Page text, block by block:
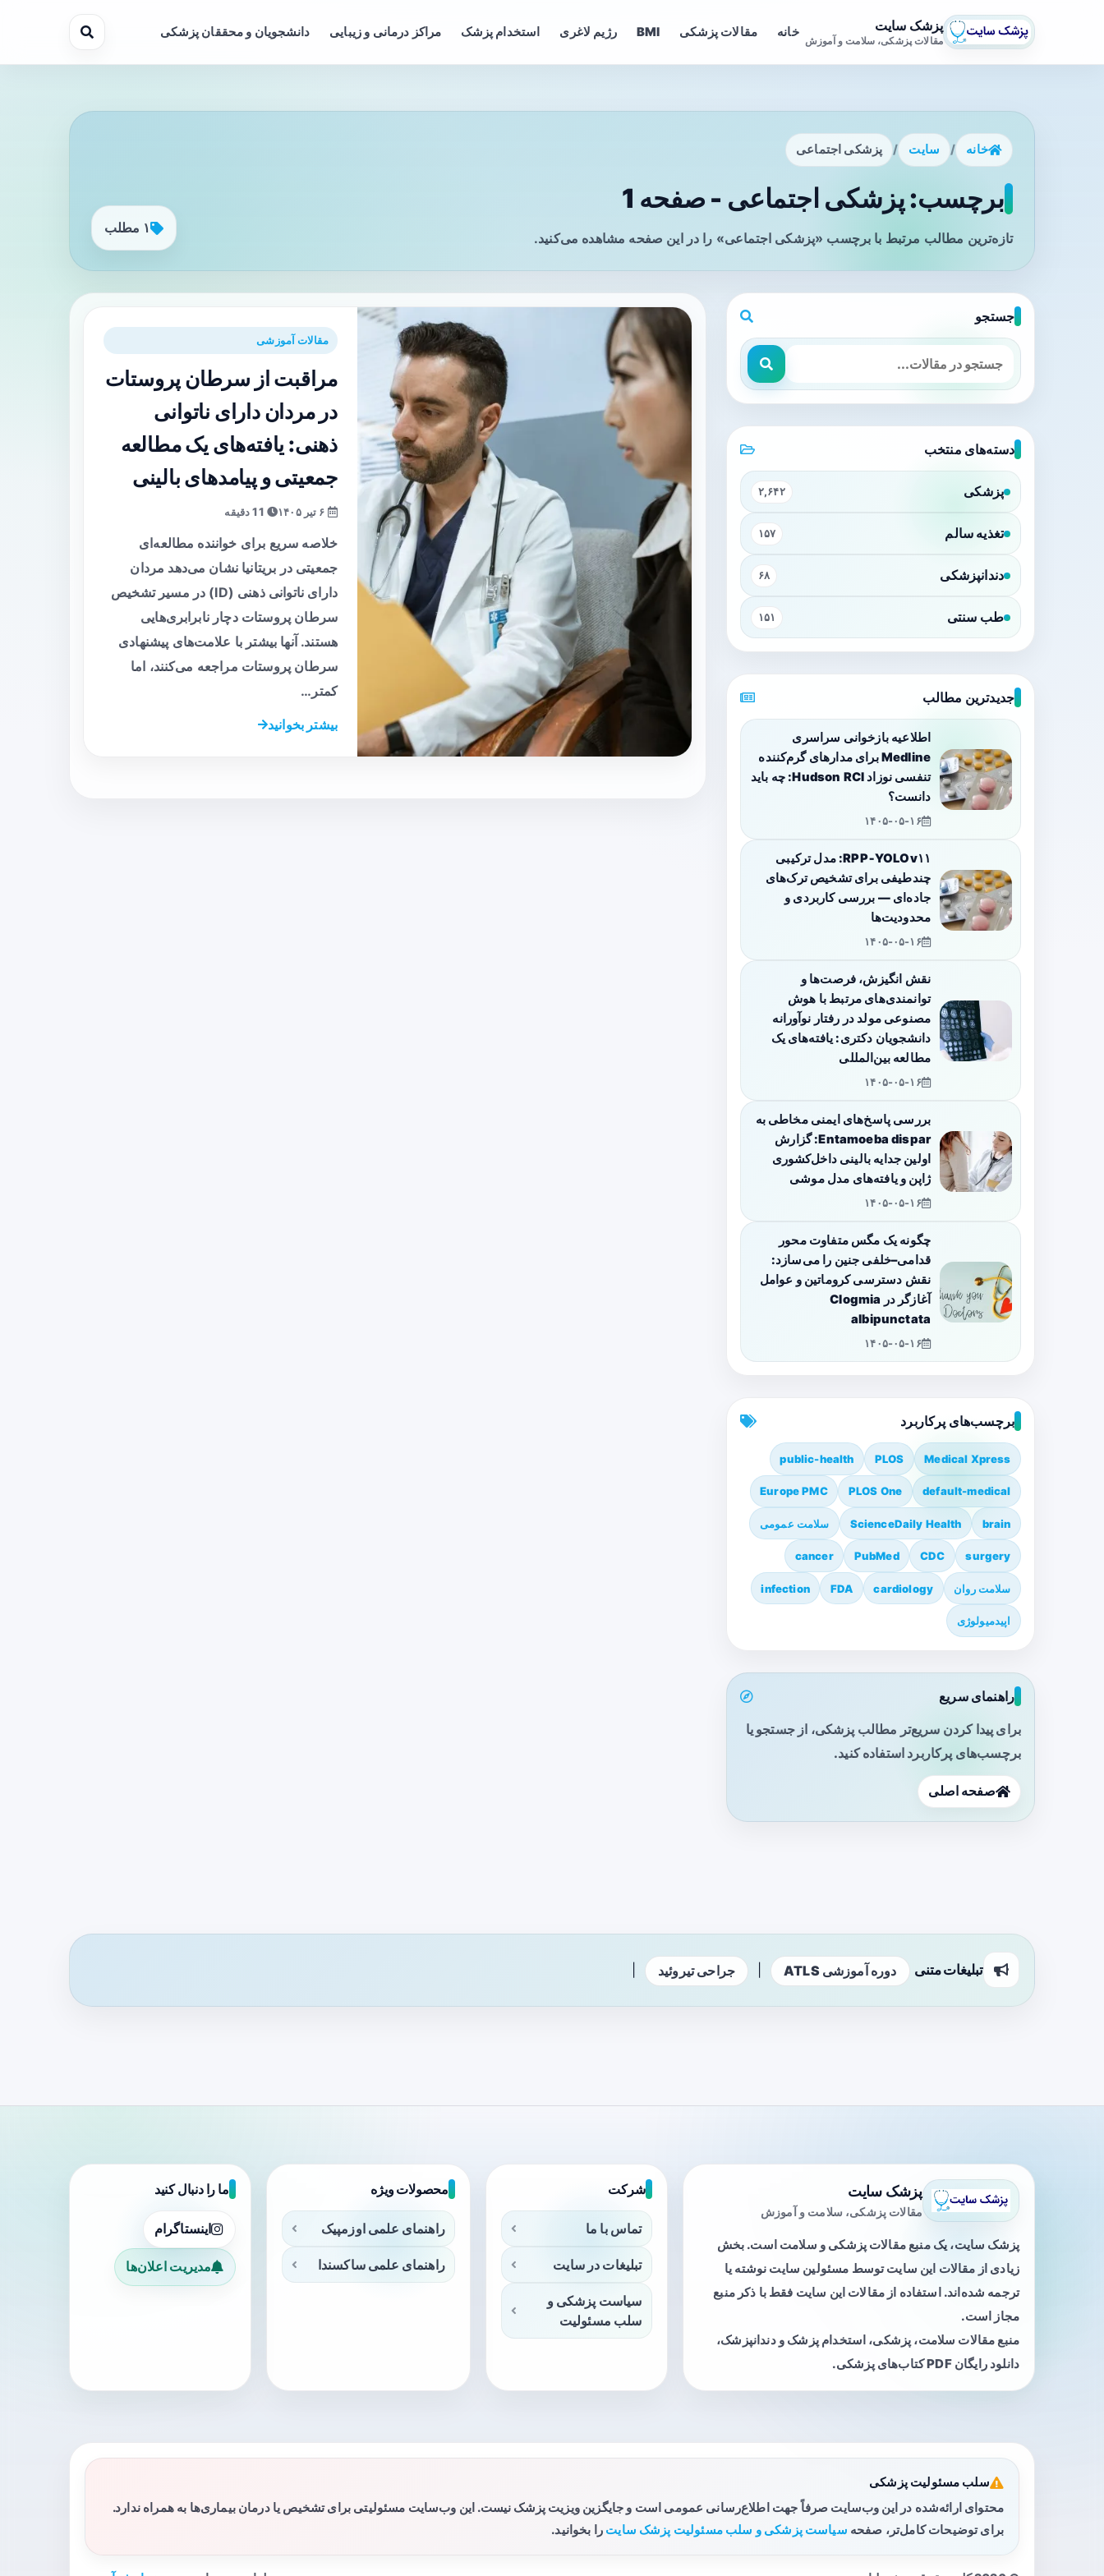
پزشک سایت
مقالات پزشکی، سلامت و آموزش
خانه مقالات پزشکی BMI رژیم لاغری استخدام پزشک مراکز درمانی و زیبایی دانشجویان و محققان پزشکی
خانه / سایت / پزشکی اجتماعی
برچسب: پزشکی اجتماعی - صفحه 1
تازه‌ترین مطالب مرتبط با برچسب «پزشکی اجتماعی» را در این صفحه مشاهده می‌کنید.
۱ مطلب
مقالات آموزشی
مراقبت از سرطان پروستات
در مردان دارای ناتوانی
ذهنی: یافته‌های یک مطالعه
جمعیتی و پیامدهای بالینی
خلاصه سریع برای خواننده مطالعه‌ای
جمعیتی در بریتانیا نشان می‌دهد مردان
دارای ناتوانی ذهنی (ID) در مسیر تشخیص
سرطان پروستات دچار نابرابری‌هایی
هستند. آنها بیشتر با علامت‌های پیشنهادی
سرطان پروستات مراجعه می‌کنند، اما
کمتر…
بیشتر بخوانید
جستجو
دسته‌های منتخب
پزشکی ۲,۶۴۲
تغذیه سالم ۱۵۷
دندانپزشکی ۶۸
طب سنتی ۱۵۱
جدیدترین مطالب
اطلاعیه بازخوانی سراسری
Medline برای مدارهای گرم‌کننده
تنفسی نوزاد Hudson RCI: چه باید
دانست؟
۱۴۰۵-۰۵-۱۶
RPP‑YOLOv۱۱: مدل ترکیبی
چندطیفی برای تشخیص ترک‌های
جاده‌ای — بررسی کاربردی و
محدودیت‌ها
۱۴۰۵-۰۵-۱۶
نقش انگیزش، فرصت‌ها و
توانمندی‌های مرتبط با هوش
مصنوعی مولد در رفتار نوآورانه
دانشجویان دکتری: یافته‌های یک
مطالعه بین‌المللی
۱۴۰۵-۰۵-۱۶
بررسی پاسخ‌های ایمنی مخاطی به
Entamoeba dispar: گزارش
اولین جدایه بالینی داخل‌کشوری
ژاپن و یافته‌های مدل موشی
۱۴۰۵-۰۵-۱۶
چگونه یک مگس متفاوت محور
قدامی–خلفی جنین را می‌سازد:
نقش دسترسی کروماتین و عوامل
آغازگر در Clogmia
albipunctata
۱۴۰۵-۰۵-۱۶
برچسب‌های پرکاربرد
Medical Xpress
PLOS
public-health
default-medical
PLOS One
Europe PMC
brain
ScienceDaily Health سلامت عمومی
surgery
CDC
PubMed
cancer
سلامت روان cardiology
FDA
infection
اپیدمیولوژی
راهنمای سریع
برای پیدا کردن سریع‌تر مطالب پزشکی، از جستجو یا
برچسب‌های پرکاربرد استفاده کنید.
صفحه اصلی
تبلیغات متنی دوره آموزشی ATLS جراحی تیروئید
پزشک سایت
مقالات پزشکی، سلامت و آموزش
پزشک سایت، یک منبع مقالات پزشکی و سلامت است. بخش
زیادی از مقالات این سایت توسط مسئولین سایت نوشته یا
ترجمه شده‌اند. استفاده از مقالات این سایت فقط با ذکر منبع
مجاز است.
منبع مقالات سلامت، پزشکی، استخدام پزشک و دندانپزشک،
دانلود رایگان PDF کتاب‌های پزشکی.
شرکت
تماس با ما
تبلیغات در سایت
سیاست پزشکی و
سلب مسئولیت
محصولات ویژه
راهنمای علمی اوزمپیک
راهنمای علمی ساکسندا
ما را دنبال کنید
اینستاگرام
مدیریت اعلان‌ها
سلب مسئولیت پزشکی
محتوای ارائه‌شده در این وب‌سایت صرفاً جهت اطلاع‌رسانی عمومی است و جایگزین ویزیت پزشک نیست. این وب‌سایت مسئولیتی برای تشخیص یا درمان بیماری‌ها به همراه ندارد.
برای توضیحات کامل‌تر، صفحه سیاست پزشکی و سلب مسئولیت پزشک سایت را بخوانید.